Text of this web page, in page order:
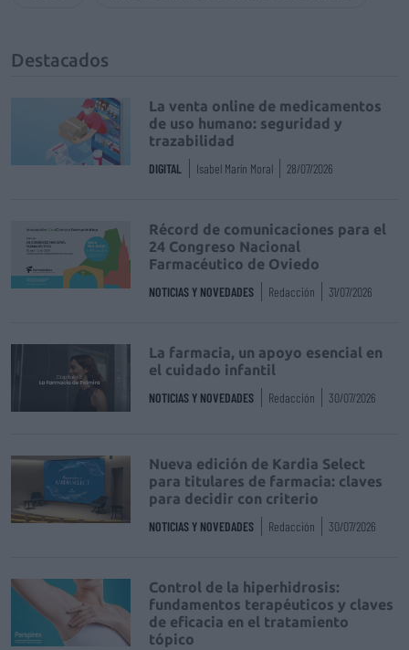
Destacados
La venta online de medicamentos
de uso humano: seguridad y
trazabilidad
DIGITAL Isabel Marín Moral 28/07/2026
Récord de comunicaciones para el
24 Congreso Nacional
Farmacéutico de Oviedo
NOTICIAS Y NOVEDADES Redacción 31/07/2026
La farmacia, un apoyo esencial en
el cuidado infantil
NOTICIAS Y NOVEDADES Redacción 30/07/2026
Nueva edición de Kardia Select
para titulares de farmacia: claves
para decidir con criterio
NOTICIAS Y NOVEDADES Redacción 30/07/2026
Control de la hiperhidrosis:
fundamentos terapéuticos y claves
de eficacia en el tratamiento
tópico